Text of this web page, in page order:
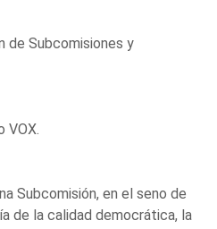
de Subcomisiones y
VOX.
Subcomisión, en el seno de
de la calidad democrática, la